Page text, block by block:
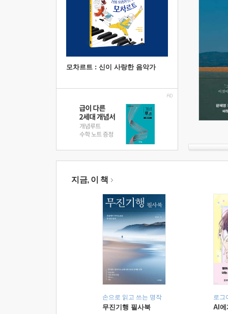
모차르트 : 신이 사랑한 음악가
지금, 이 책
손으로 읽고 쓰는 명작
무진기행 필사북
로그
AI에